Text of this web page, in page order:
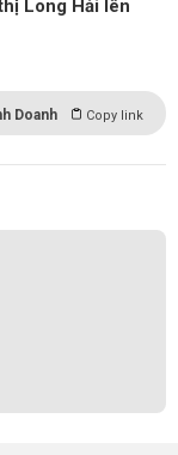
Long Hải lên
Doanh Copy link